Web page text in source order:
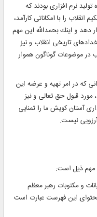
نرم‏ افزارى بودند كه
انقلاب را با امكاناتى كارآمد،
دهد و اينك بحمدالله اين مهم
تاريخى انقلاب و نيز
در موضوعات گوناگون هموار
كه در امر تهيه و عرضه اين
مورد قبول حق تعالى و نيز
آستان كويش ما را تمنايى
نيست.
مهم ذيل است:
و مكتوبات رهبر معظم
اين فهرست عبارت است